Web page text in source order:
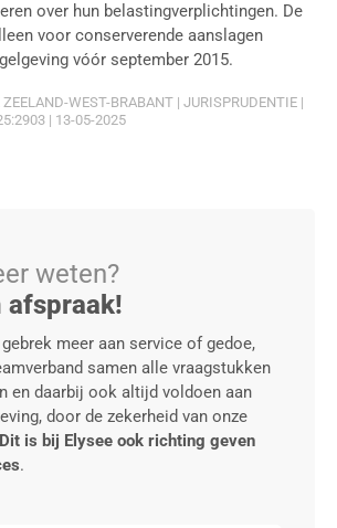
over hun belastingverplichtingen. De
voor conserverende aanslagen
vóór september 2015.
WEST-BRABANT | JURISPRUDENTIE |
| 13-05-2025
weten?
afspraak!
meer aan service of gedoe,
samen alle vraagstukken
en daarbij ook altijd voldoen aan
door de zekerheid van onze
Dit is bij Elysee ook richting geven
.